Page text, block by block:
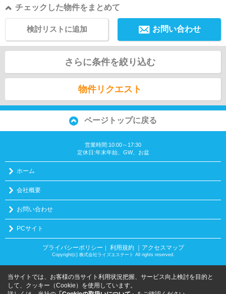
チェックした物件をまとめて
お問い合わせ
検討リストに追加
さらに条件を絞り込む
物件リクエスト
ページトップに戻る
営業時間:10:00～17:30
定休日:年末年始、GW、お盆
ホーム
会社概要
お問い合わせ
PCサイト
プライバシーポリシー ｜ 利用規約 ｜アクセスマップ
Copyright(c) 株式会社ライズエステート All rights reserved.
当サイトでは、お客様の当サイト利用状況把握、サービス向上検討を目的と
して、クッキー（Cookie）を使用しています。